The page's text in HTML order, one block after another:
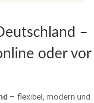
–
oder vor
– flexibel, modern und